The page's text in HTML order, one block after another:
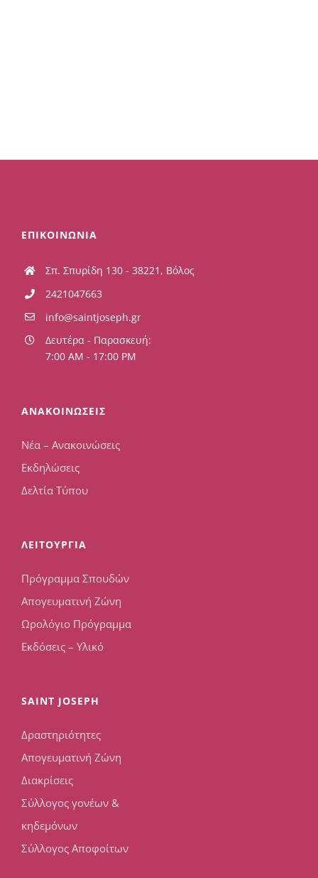
ΕΠΙΚΟΙΝΩΝΙΑ
Σπ. Σπυρίδη 130 - 38221, Βόλος
2421047663
info@saintjoseph.gr
Δευτέρα - Παρασκευή:
7:00 AM - 17:00 PM
ΑΝΑΚΟΙΝΩΣΕΙΣ
Νέα – Ανακοινώσεις
Εκδηλώσεις
Δελτία Τύπου
ΛΕΙΤΟΥΡΓΙΑ
Πρόγραμμα Σπουδών
Απογευματινή Ζώνη
Ωρολόγιο Πρόγραμμα
Εκδόσεις – Υλικό
SAINT JOSEPH
Δραστηριότητες
Απογευματινή Ζώνη
Διακρίσεις
Σύλλογος γονέων &
κηδεμόνων
Σύλλογος Αποφοίτων